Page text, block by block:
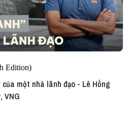
Edition)
một nhà lãnh đạo - Lê Hồng
VNG